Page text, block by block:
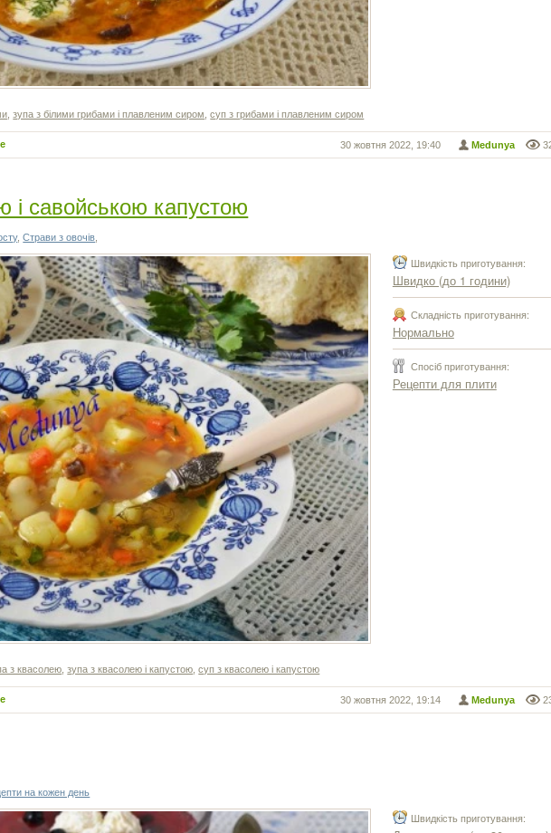
,зупа з білими грибами і плавленим сиром ,суп з грибами і плавленим сиром
Medunya
30 жовтня 2022, 19:40
і савойською капустою
,Страви з овочів
Швидкість приготування:
Швидко (до 1 години)
Складність приготування:
Нормально
Спосіб приготування:
Рецепти для плити
з квасолею ,зупа з квасолею і капустою ,суп з квасолею і капустою
Medunya
30 жовтня 2022, 19:14
на кожен день
Швидкість приготування: